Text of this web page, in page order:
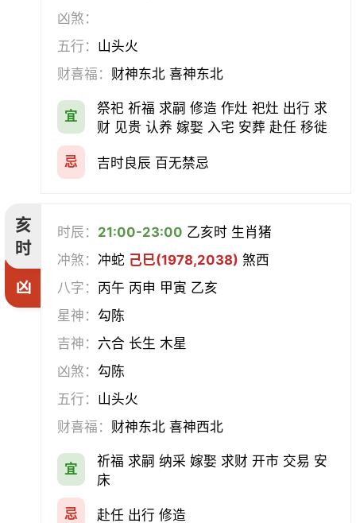
凶煞：
五行： 山头火
财喜福： 财神东北 喜神东北
宜
祭祀 祈福 求嗣 修造 作灶 祀灶 出行 求
财 见贵 认养 嫁娶 入宅 安葬 赴任 移徙
忌 吉时良辰 百无禁忌
亥
时
凶
时辰： 21:00-23:00 乙亥时 生肖猪
冲煞：冲蛇 己巳(1978,2038) 煞西
八字： 丙午 丙申 甲寅 乙亥
星神： 勾陈
吉神： 六合 长生 木星
凶煞： 勾陈
五行： 山头火
财喜福： 财神东北 喜神西北
宜
祈福 求嗣 纳采 嫁娶 求财 开市 交易 安
床
忌 赴任 出行 修造